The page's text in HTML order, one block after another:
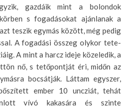
gazdáik mint a bolondok
s fogadáso­kat ajánlanak a
teszik egymás között, még pedig
A fogadási összeg olykor tete­
A mint a harcz ideje közeledik, a
nő, s tetőpontját éri, midőn az
bocsátják. Láttam egyszer,
ember 10 uncziát, tehát
vívó kakasá­ra és szinte